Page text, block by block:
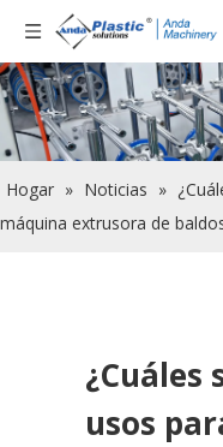
Hogar » Noticias »
máquina extrusora de
¿Cuáles
usos